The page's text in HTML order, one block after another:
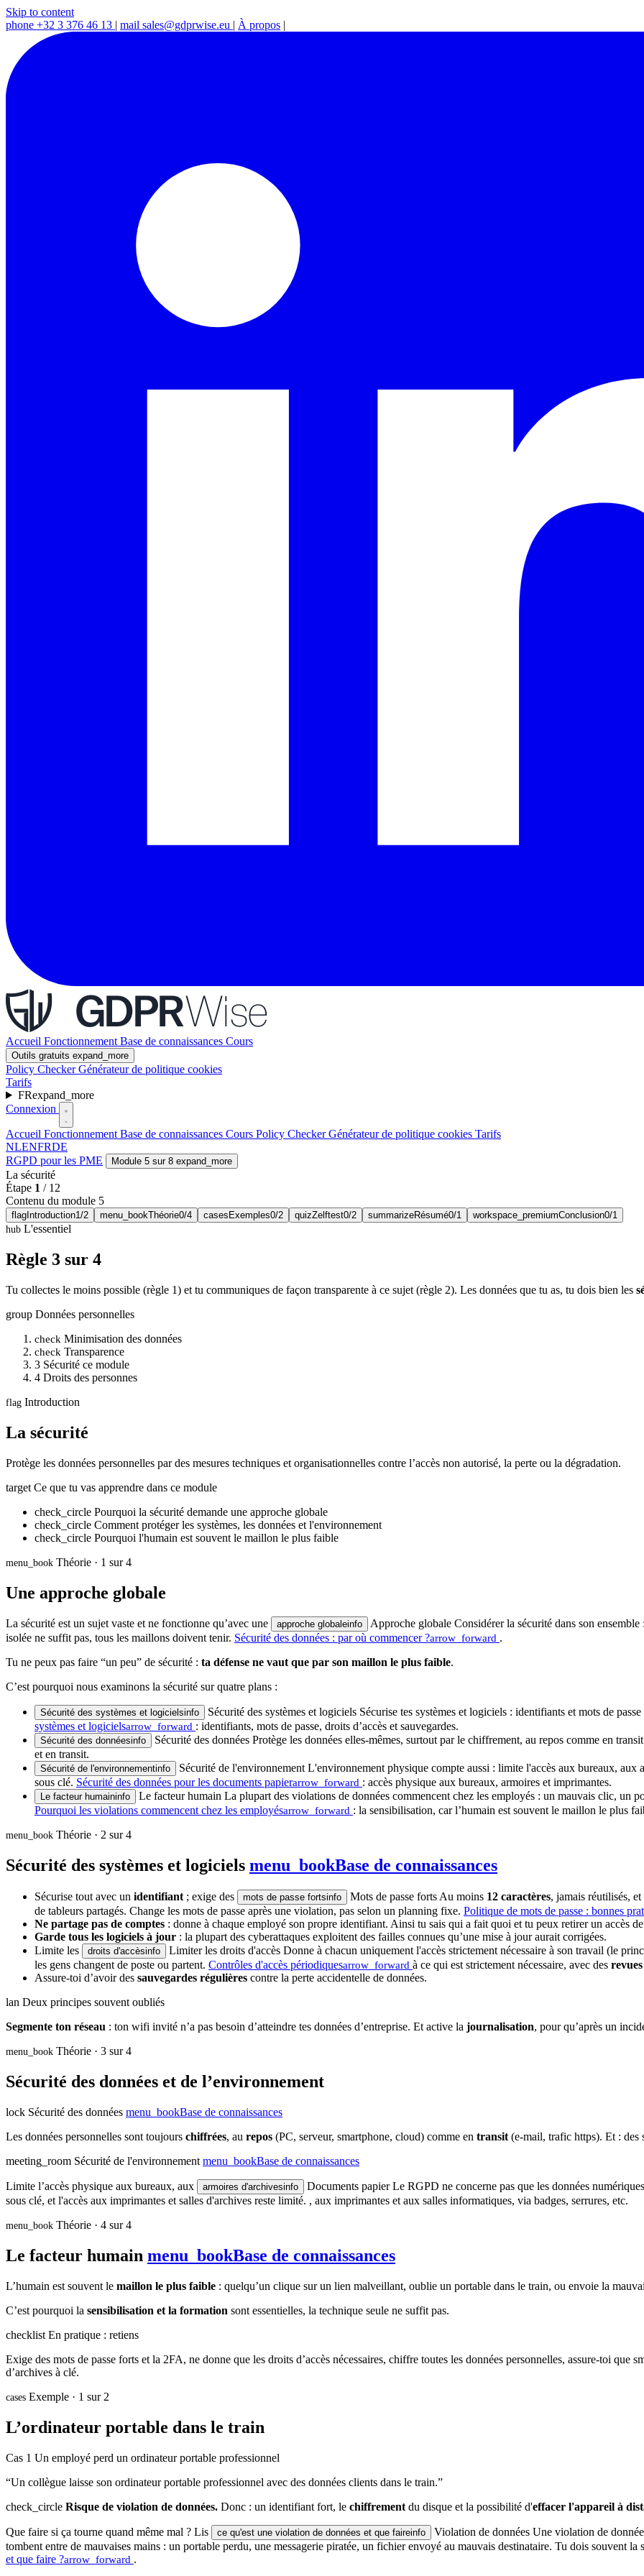
Skip to content
phone +32 3 376 46 13 | mail sales@gdprwise.eu | À propos |
Accueil Fonctionnement Base de connaissances Cours
Outils gratuits expand_more
Policy CheckerGénérateur de politique cookies
Tarifs
FRexpand_more
Connexion
Accueil Fonctionnement Base de connaissances Cours Policy CheckerGénérateur de politique cookies Tarifs
NLENFRDE
RGPD pour les PME
Module 5 sur 8 expand_more
La sécurité
Étape 1 / 12
Contenu du module 5
flag Introduction1/2 menu_bookThéorie0/4 cases Exemples0/2 quizZelftest0/2 summarizeRésumé0/1 workspace_premiumConclusion0/1
hub L'essentiel
Règle 3 sur 4
Tu collectes le moins possible (règle 1) et tu communiques de façon transparente à ce sujet (règle 2). Les données que tu as, tu dois bien les
group Données personnelles
check Minimisation des données
check Transparence
3 Sécurité ce module
4 Droits des personnes
flag Introduction
La sécurité
Protège les données personnelles par des mesures techniques et organisationnelles contre l’accès non autorisé, la perte ou la dégradation.
target Ce que tu vas apprendre dans ce module
check_circle Pourquoi la sécurité demande une approche globale
check_circle Comment protéger les systèmes, les données et l'environnement
check_circle Pourquoi l'humain est souvent le maillon le plus faible
menu_book Théorie · 1 sur 4
Une approche globale
La sécurité est un sujet vaste et ne fonctionne qu’avec une approche globaleinfo Approche globale Considérer la sécurité dans son
isolée ne suffit pas, tous les maillons doivent tenir. Sécurité des données : par où commencer ?arrow_forward .
Tu ne peux pas faire “un peu” de sécurité : ta défense ne vaut que par son maillon le plus faible.
C’est pourquoi nous examinons la sécurité sur quatre plans :
Sécurité des systèmes et logicielsinfo Sécurité des systèmes et logiciels Sécurise tes systèmes et logiciels : identifiants et mots de
systèmes et logicielsarrow_forward : identifiants, mots de passe, droits d’accès et sauvegardes.
Sécurité des donnéesinfo Sécurité des données Protège les données elles-mêmes, surtout par le chiffrement, au repos comme en
et en transit.
Sécurité de l'environnementinfo Sécurité de l'environnement L'environnement physique compte aussi : limite l'accès aux bureaux, aux
sous clé. Sécurité des données pour les documents papierarrow_forward : accès physique aux bureaux, armoires et imprimantes.
Le facteur humaininfo Le facteur humain La plupart des violations de données commencent chez les employés : un mauvais clic, un
Pourquoi les violations commencent chez les employésarrow_forward : la sensibilisation, car l’humain est souvent le maillon le plus
menu_book Théorie · 2 sur 4
Sécurité des systèmes et logiciels menu_bookBase de connaissances
Sécurise tout avec un identifiant ; exige des mots de passe fortsinfo Mots de passe forts Au moins 12 caractères, jamais réutilisés,
de tableurs partagés. Change les mots de passe après une violation, pas selon un planning fixe. Politique de mots de passe : bonnes
Ne partage pas de comptes : donne à chaque employé son propre identifiant. Ainsi tu sais qui a fait quoi et tu peux retirer un accès
Garde tous les logiciels à jour : la plupart des cyberattaques exploitent des failles connues qu’une mise à jour aurait corrigées.
Limite les
droits d'accèsinfo Limiter les droits d'accès Donne à chacun uniquement l'accès strictement nécessaire à son travail (le
les gens changent de poste ou partent. Contrôles d'accès périodiquesarrow_forward à ce qui est strictement nécessaire, avec des
Assure-toi d’avoir des sauvegardes régulières contre la perte accidentelle de données.
lan Deux principes souvent oubliés
Segmente ton réseau : ton wifi invité n’a pas besoin d’atteindre tes données d’entreprise. Et active la journalisation, pour qu’après un
menu_book Théorie · 3 sur 4
Sécurité des données et de l’environnement
lock Sécurité des données menu_bookBase de connaissances
Les données personnelles sont toujours chiffrées, au repos (PC, serveur, smartphone, cloud) comme en transit (e-mail, trafic https). Et : des
meeting_room Sécurité de l'environnement menu_bookBase de connaissances
Limite l’accès physique aux bureaux, aux armoires d'archivesinfo Documents papier Le RGPD ne concerne pas que les données
sous clé, et l'accès aux imprimantes et salles d'archives reste limité. , aux imprimantes et aux salles informatiques, via badges, serrures, etc.
menu_book Théorie · 4 sur 4
Le facteur humain menu_bookBase de connaissances
L’humain est souvent le maillon le plus faible : quelqu’un clique sur un lien malveillant, oublie un portable dans le train, ou envoie la
C’est pourquoi la sensibilisation et la formation sont essentielles, la technique seule ne suffit pas.
checklist En pratique : retiens
Exige des mots de passe forts et la 2FA, ne donne que les droits d’accès nécessaires, chiffre toutes les données personnelles, assure-toi que
d’archives à clé.
cases Exemple · 1 sur 2
L’ordinateur portable dans le train
Cas 1 Un employé perd un ordinateur portable professionnel
“Un collègue laisse son ordinateur portable professionnel avec des données clients dans le train.”
check_circle Risque de violation de données. Donc : un identifiant fort, le chiffrement du disque et la possibilité d'effacer l'appareil à
Que faire si ça tourne quand même mal ? Lis ce qu'est une violation de données et que faireinfo Violation de données Une violation de
tombent entre de mauvaises mains : un portable perdu, une messagerie piratée, un fichier envoyé au mauvais destinataire. Tu dois souvent la
et que faire ?arrow_forward .